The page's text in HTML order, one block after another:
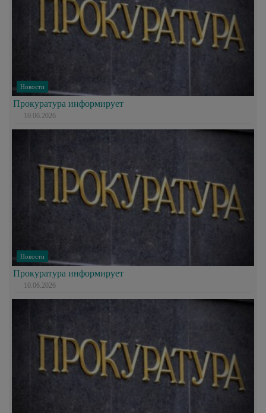
Новости
Прокуратура информирует
10.06.2026
Новости
Прокуратура информирует
10.06.2026